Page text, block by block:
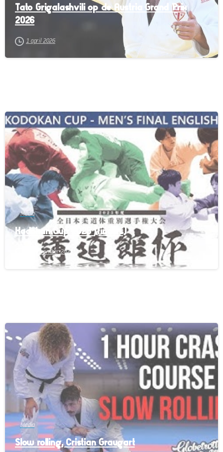
Tato Grigalashvili op de Austria Grand Prix
2026
1 april 2026
-
Media
Kodokan Cup 2025 (finales)
26 november 2025
-
Media
Slow rolling, Cristian Graugart